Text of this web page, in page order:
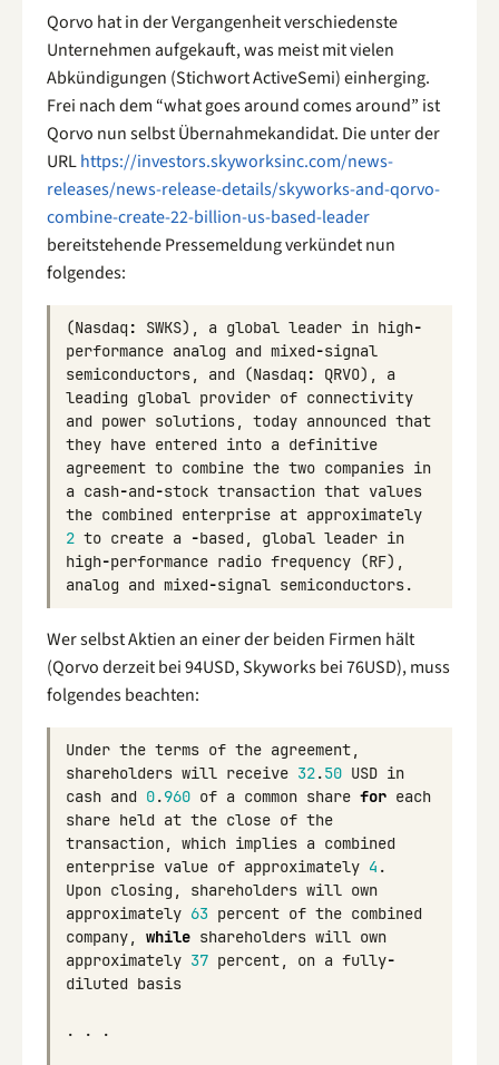
Qorvo hat in der Vergangenheit verschiedenste
Unternehmen aufgekauft, was meist mit vielen
Abkündigungen (Stichwort ActiveSemi) einherging.
Frei nach dem “what goes around comes around” ist
Qorvo nun selbst Übernahmekandidat. Die unter der
URLhttps://investors.skyworksinc.com/news-
releases/news-release-details/skyworks-and-qorvo-
combine-create-22-billion-us-based-leader
bereitstehende Pressemeldung verkündet nun
folgendes:
(Nasdaq: SWKS), a global leader in high-
performance analog and mixed-signal
semiconductors, and (Nasdaq: QRVO),
a
leading global provider of connectivity
and power solutions, today announced that
they have entered into a definitive
agreement to combine the two companies in
a cash-and-stock transaction that values
the combined enterprise at approximately
2 to create a -based, global leader in
high-performance radio frequency (RF),
analog and mixed-signal semiconductors.
Wer selbst Aktien an einer der beiden Firmen hält
(Qorvo derzeit bei 94USD, Skyworks bei 76USD), muss
folgendes beachten:
Under the terms of the agreement,
shareholders will receive 32.50 USD in
cash and 0.960 of a common share for each
share held at the close of the
transaction, which implies a combined
enterprise value of approximately 4 .
Upon closing , shareholders will own
approximately 63 percent of the combined
company, while shareholders will own
approximately 37 percent, on a fully-
diluted basis
. . .